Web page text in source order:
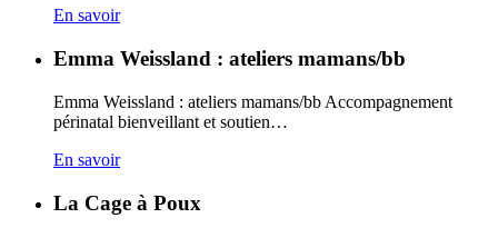
En savoir
Emma Weissland : ateliers mamans/bb
Emma Weissland : ateliers mamans/bb Accompagnement
périnatal bienveillant et soutien…
En savoir
La Cage à Poux